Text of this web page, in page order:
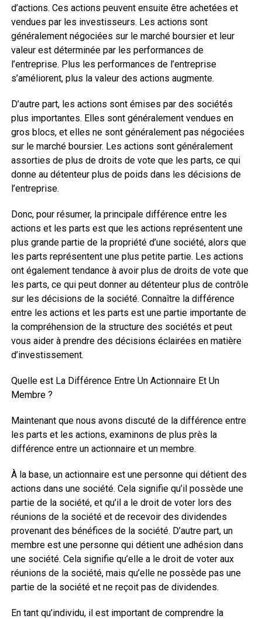
d’actions. Ces actions peuvent ensuite être achetées et
vendues par les investisseurs. Les actions sont
généralement négociées sur le marché boursier et leur
valeur est déterminée par les performances de
l’entreprise. Plus les performances de l’entreprise
s’améliorent, plus la valeur des actions augmente.
D’autre part, les actions sont émises par des sociétés
plus importantes. Elles sont généralement vendues en
gros blocs, et elles ne sont généralement pas négociées
sur le marché boursier. Les actions sont généralement
assorties de plus de droits de vote que les parts, ce qui
donne au détenteur plus de poids dans les décisions de
l’entreprise.
Donc, pour résumer, la principale différence entre les
actions et les parts est que les actions représentent une
plus grande partie de la propriété d’une société, alors que
les parts représentent une plus petite partie. Les actions
ont également tendance à avoir plus de droits de vote que
les parts, ce qui peut donner au détenteur plus de contrôle
sur les décisions de la société. Connaître la différence
entre les actions et les parts est une partie importante de
la compréhension de la structure des sociétés et peut
vous aider à prendre des décisions éclairées en matière
d’investissement.
Quelle est La Différence Entre Un Actionnaire Et Un
Membre ?
Maintenant que nous avons discuté de la différence entre
les parts et les actions, examinons de plus près la
différence entre un actionnaire et un membre.
À la base, un actionnaire est une personne qui détient des
actions dans une société. Cela signifie qu’il possède une
partie de la société, et qu’il a le droit de voter lors des
réunions de la société et de recevoir des dividendes
provenant des bénéfices de la société. D’autre part, un
membre est une personne qui détient une adhésion dans
une société. Cela signifie qu’elle a le droit de voter aux
réunions de la société, mais qu’elle ne possède pas une
partie de la société et ne reçoit pas de dividendes.
En tant qu’individu, il est important de comprendre la